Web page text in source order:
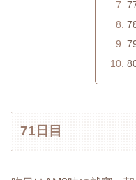
71日目